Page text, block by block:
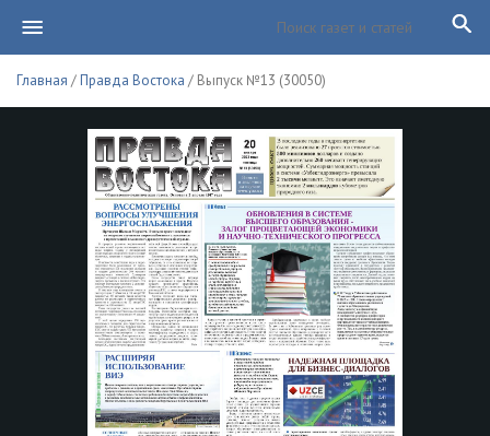
Главная /Правда Востока / Выпуск №13 (30050)